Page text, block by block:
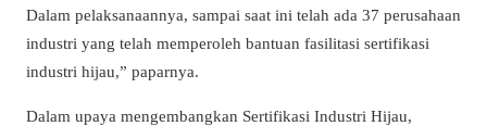
Dalam pelaksanaannya, sampai saat ini telah ada 37 perusahaan
industri yang telah memperoleh bantuan fasilitasi sertifikasi
industri hijau,” paparnya.
Dalam upaya mengembangkan Sertifikasi Industri Hijau,